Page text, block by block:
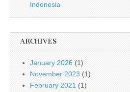
Indonesia
ARCHIVES
January 2026 (1)
November 2023 (1)
February 2021 (1)